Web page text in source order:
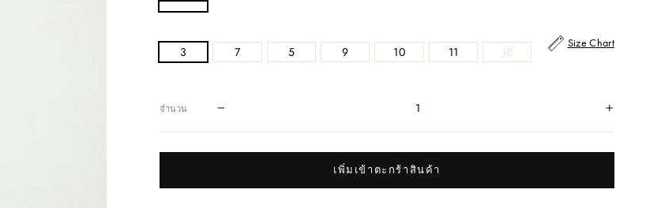
3 7 5 9 10 11 12
Size Chart
จำนวน − +
เพิ่มเข้าตะกร้าสินค้า